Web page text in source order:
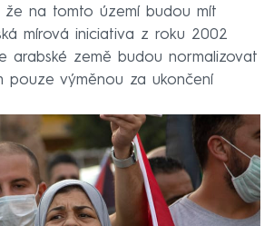
že na tomto území budou mít
mírová iniciativa z roku 2002
arabské země budou normalizovat
pouze výměnou za ukončení